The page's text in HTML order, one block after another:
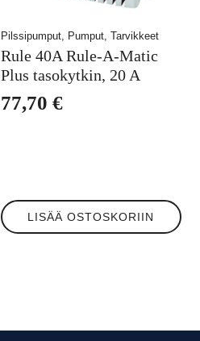
Pilssipumput, Pumput, Tarvikkeet
Rule 40A Rule-A-Matic
Plus tasokytkin, 20 A
77,70 €
LISÄÄ OSTOSKORIIN